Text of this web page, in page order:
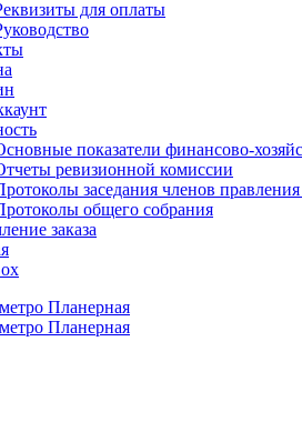
для оплаты
показатели финансово-
ревизионной комиссии
заседания членов
общего собрания
заказа